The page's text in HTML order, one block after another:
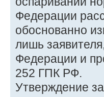
Федерации
обоснованно
лишь
Федерации и
252 ГПК РФ.
Утверждение